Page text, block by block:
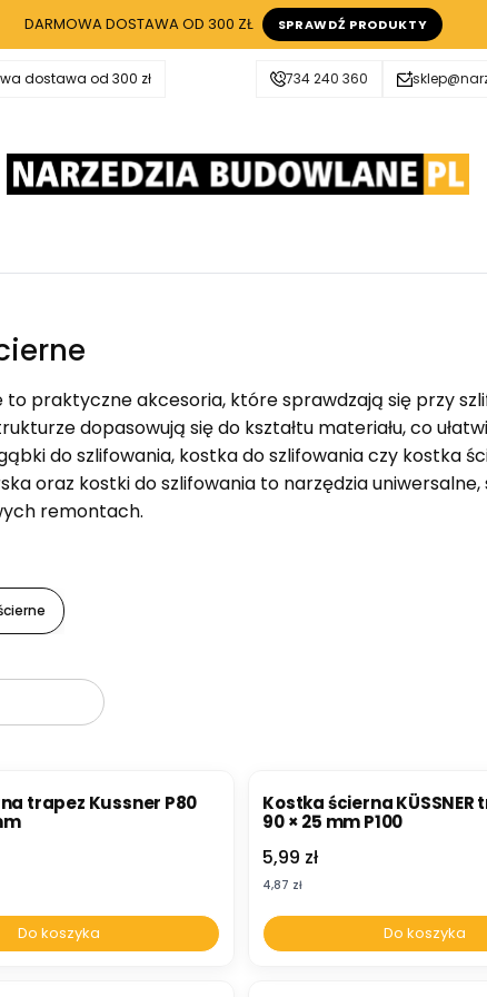
DARMOWA DOSTAWA OD 300 ZŁ SPRAWDŹ PRODUKTY
dostawa od 300 zł
734 240 360
praktyczne akcesoria, które sprawdzają się przy
dopasowują się do kształtu materiału, co
do szlifowania, kostka do szlifowania czy kostka
oraz kostki do szlifowania to narzędzia
remontach.
trapez Kussner P80
Do koszyka
Kostka ścierna KÜSSNER
90 × 25 mm P100
Cena
5,99 zł
Cena
4,87 zł
Do koszyka